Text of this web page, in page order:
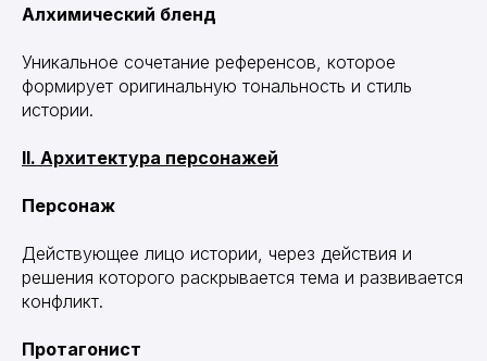
Алхимический бленд
Уникальное сочетание референсов, которое
формирует оригинальную тональность и стиль
истории.
II. Архитектура персонажей
Персонаж
Действующее лицо истории, через действия и
решения которого раскрывается тема и развивается
конфликт.
Протагонист